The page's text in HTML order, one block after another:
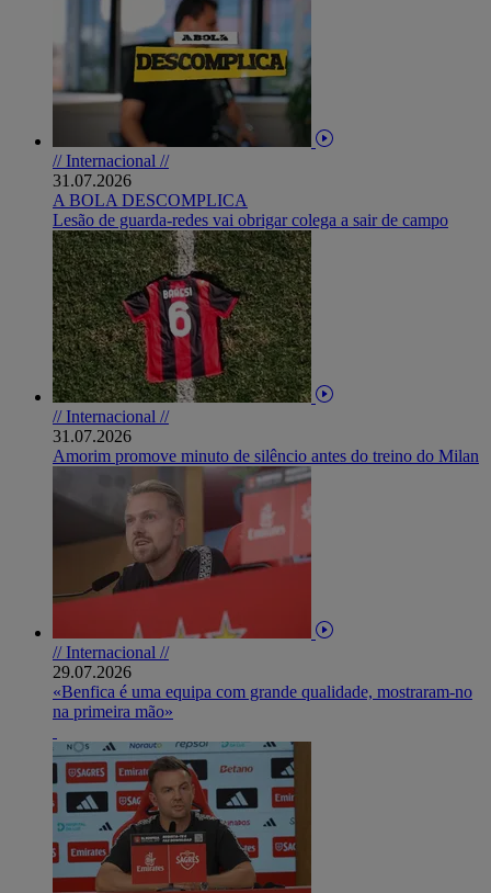
// Internacional //
31.07.2026
A BOLA DESCOMPLICA
Lesão de guarda-redes vai obrigar colega a sair de campo
// Internacional //
31.07.2026
Amorim promove minuto de silêncio antes do treino do Milan
// Internacional //
29.07.2026
«Benfica é uma equipa com grande qualidade, mostraram-no
na primeira mão»